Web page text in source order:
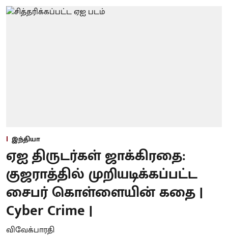
இந்தியா
ஏஐ திருடர்கள் ஜாக்கிரதை:
குஜராத்தில் முறியடிக்கப்பட்ட
சைபர் கொள்ளையின் கதை |
Cyber Crime |
விவேக்பாரதி